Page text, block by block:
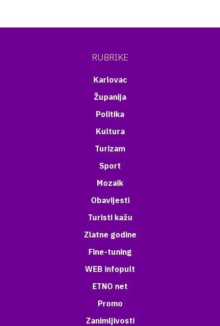
RUBRIKE
Karlovac
Županija
Politika
Kultura
Turizam
Sport
Mozaik
Obavijesti
Turisti kažu
Zlatne godine
Fine-tuning
WEB infopult
ETNO net
Promo
Zanimljivosti